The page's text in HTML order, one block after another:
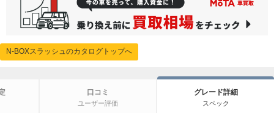
N-BOXスラッシュのカタログトップへ
口コミ
ユーザー評価
グレード詳細
スペック